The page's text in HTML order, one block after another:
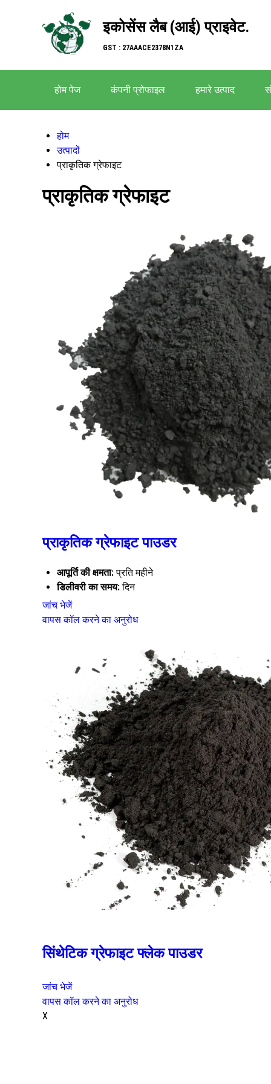
इकोसेंस लैब (आई) प्राइवेट.
GST : 27AAACE2378N1ZA
होम पेज कंपनी प्रोफाइल हमारे उत्पाद
होम
उत्पादों
प्राकृतिक ग्रेफाइट
प्राकृतिक ग्रेफाइट
प्राकृतिक ग्रेफाइट पाउडर
आपूर्ति की क्षमता:प्रति महीने
डिलीवरी का समय:दिन
जांच भेजें
वापस कॉल करने का अनुरोध
सिंथेटिक ग्रेफाइट फ्लेक पाउडर
जांच भेजें
वापस कॉल करने का अनुरोध
X